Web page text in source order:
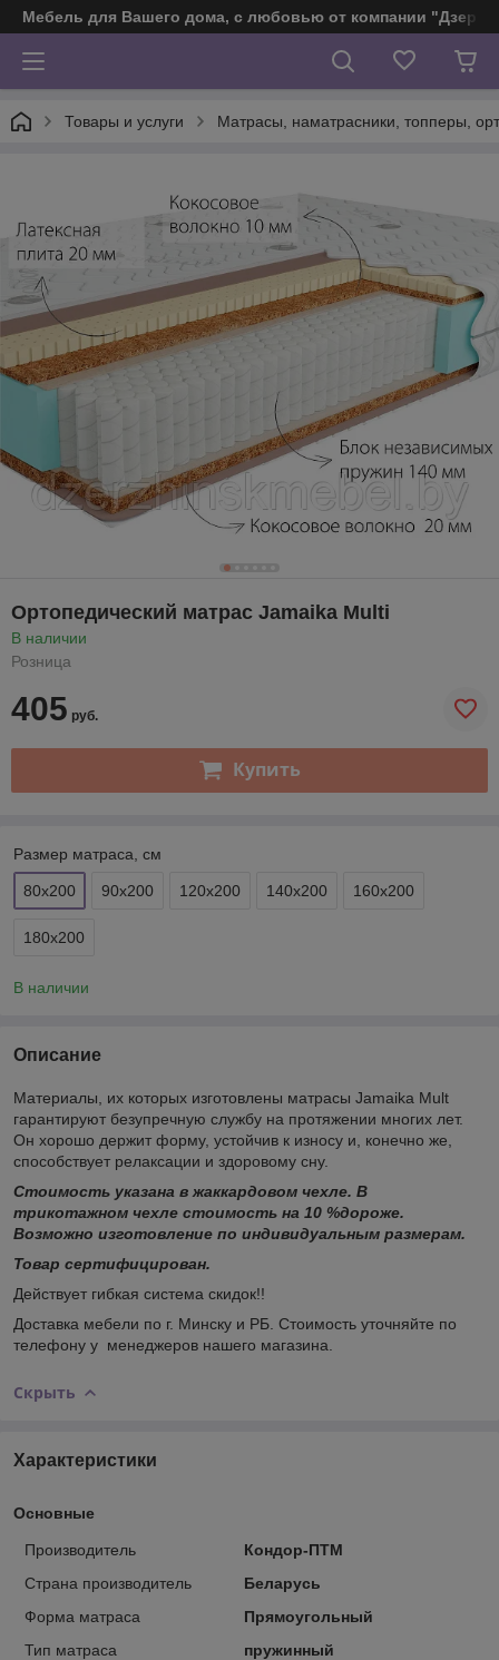
Мебель для Вашего дома, с любовью от компании
Товары и услуги Матраcы, наматрасники, топперы,
Ортопедический матрас Jamaika Multi
В наличии
Розница
405 руб.
Купить
Размер матраса, см
80х200 90х200 120х200 140х200 160х200
180х200
В наличии
Описание
Материалы, их которых изготовлены матрасы Jamaika Mult
гарантируют безупречную службу на протяжении многих лет.
Он хорошо держит форму, устойчив к износу и, конечно же,
способствует релаксации и здоровому сну.
Стоимость указана в жаккардовом чехле. В
трикотажном чехле стоимость на 10 %дороже.
Возможно изготовление по индивидуальным размерам.
Товар сертифицирован.
Действует гибкая система скидок!!
Доставка мебели по г. Минску и РБ. Стоимость уточняйте по
телефону у менеджеров нашего магазина.
Скрыть
Характеристики
Основные
Производитель
Кондор-ПТМ
Страна производитель
Беларусь
Форма матраса
Прямоугольный
Тип матраса
пружинный